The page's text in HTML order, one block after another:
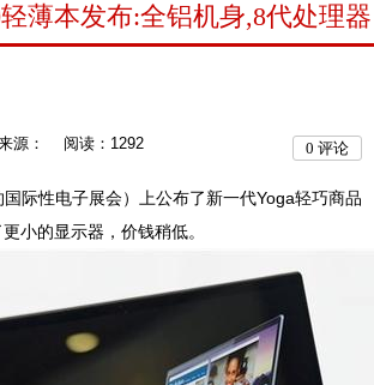
轻薄本发布:全铝机身,8代处理器
源： 阅读：1292 0 评论
际性电子展会）上公布了新一代Yoga轻巧商品
小的显示器，价钱稍低。